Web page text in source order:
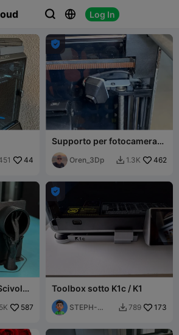
  Log In
 
44

Supporto per fotocamera
con angolazione
nettamente migliore per
Creality K1 K1C K1Se K1Max
Oren_3Dp  1.3K 462
587

Toolbox sotto K1c / K1
STEPH-
 789 173